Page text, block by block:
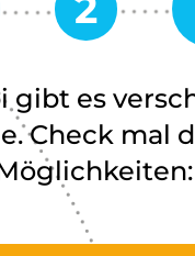
gibt es
Check mal